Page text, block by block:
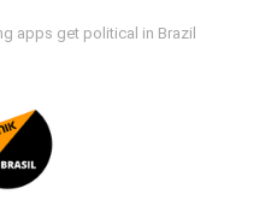
apps get political in Brazil